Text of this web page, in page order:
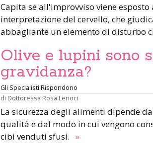
Capita se all'improvviso viene
interpretazione del cervello, che
abbagliante un elemento di disturbo
Olive e lupini sono
gravidanza?
Gli Specialisti Rispondono
di Dottoressa Rosa Lenoci
La sicurezza degli alimenti dipende
qualità e dal modo in cui vengono
cibi venduti sfusi. »